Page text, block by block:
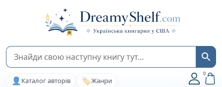
👤 Каталог авторів 🏷️Жанри
0